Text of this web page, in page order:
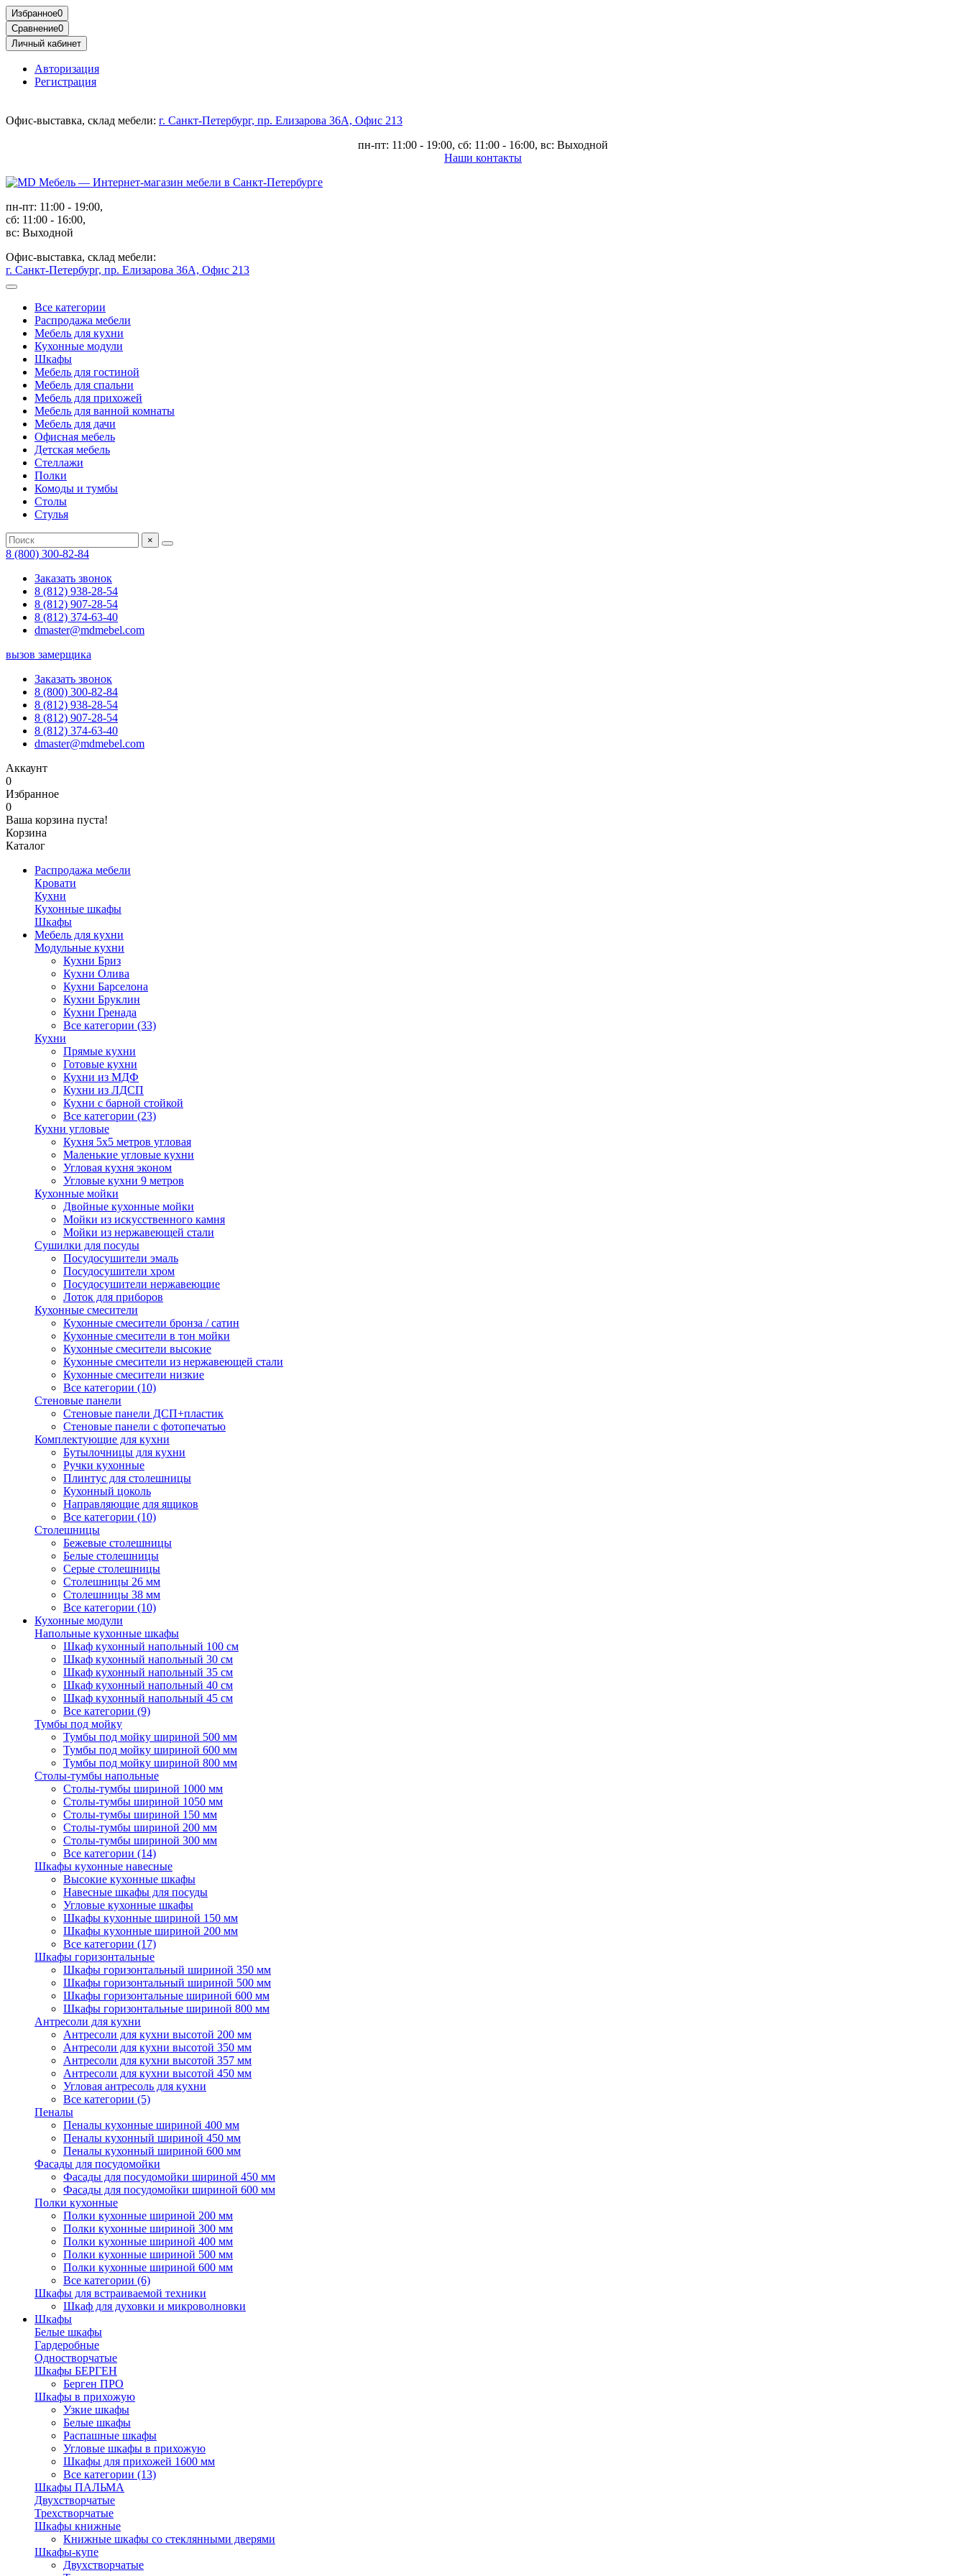
Избранное0
Сравнение0
Личный кабинет
Авторизация
Регистрация
Офис-выставка, склад мебели: г. Санкт-Петербург, пр. Елизарова 36А, Офис 213
пн-пт: 11:00 - 19:00, сб: 11:00 - 16:00, вс: Выходной
Наши контакты
пн-пт: 11:00 - 19:00,
сб: 11:00 - 16:00,
вс: Выходной
Офис-выставка, склад мебели:
г. Санкт-Петербург, пр. Елизарова 36А, Офис 213
Все категории
Распродажа мебели
Мебель для кухни
Кухонные модули
Шкафы
Мебель для гостиной
Мебель для спальни
Мебель для прихожей
Мебель для ванной комнаты
Мебель для дачи
Офисная мебель
Детская мебель
Стеллажи
Полки
Комоды и тумбы
Столы
Стулья
×
8 (800) 300-82-84
Заказать звонок
8 (812) 938-28-54
8 (812) 907-28-54
8 (812) 374-63-40
dmaster@mdmebel.com
вызов замерщика
Заказать звонок
8 (800) 300-82-84
8 (812) 938-28-54
8 (812) 907-28-54
8 (812) 374-63-40
dmaster@mdmebel.com
Аккаунт
0
Избранное
0
Ваша корзина пуста!
Корзина
Каталог
Распродажа мебели
Кровати
Кухни
Кухонные шкафы
Шкафы
Мебель для кухни
Модульные кухни
Кухни Бриз
Кухни Олива
Кухни Барселона
Кухни Бруклин
Кухни Гренада
Все категории (33)
Кухни
Прямые кухни
Готовые кухни
Кухни из МДФ
Кухни из ЛДСП
Кухни с барной стойкой
Все категории (23)
Кухни угловые
Кухня 5х5 метров угловая
Маленькие угловые кухни
Угловая кухня эконом
Угловые кухни 9 метров
Кухонные мойки
Двойные кухонные мойки
Мойки из искусственного камня
Мойки из нержавеющей стали
Сушилки для посуды
Посудосушители эмаль
Посудосушители хром
Посудосушители нержавеющие
Лоток для приборов
Кухонные смесители
Кухонные смесители бронза / сатин
Кухонные смесители в тон мойки
Кухонные смесители высокие
Кухонные смесители из нержавеющей стали
Кухонные смесители низкие
Все категории (10)
Стеновые панели
Стеновые панели ДСП+пластик
Стеновые панели с фотопечатью
Комплектующие для кухни
Бутылочницы для кухни
Ручки кухонные
Плинтус для столешницы
Кухонный цоколь
Направляющие для ящиков
Все категории (10)
Столешницы
Бежевые столешницы
Белые столешницы
Серые столешницы
Столешницы 26 мм
Столешницы 38 мм
Все категории (10)
Кухонные модули
Напольные кухонные шкафы
Шкаф кухонный напольный 100 см
Шкаф кухонный напольный 30 см
Шкаф кухонный напольный 35 см
Шкаф кухонный напольный 40 см
Шкаф кухонный напольный 45 см
Все категории (9)
Тумбы под мойку
Тумбы под мойку шириной 500 мм
Тумбы под мойку шириной 600 мм
Тумбы под мойку шириной 800 мм
Столы-тумбы напольные
Столы-тумбы шириной 1000 мм
Столы-тумбы шириной 1050 мм
Столы-тумбы шириной 150 мм
Столы-тумбы шириной 200 мм
Столы-тумбы шириной 300 мм
Все категории (14)
Шкафы кухонные навесные
Высокие кухонные шкафы
Навесные шкафы для посуды
Угловые кухонные шкафы
Шкафы кухонные шириной 150 мм
Шкафы кухонные шириной 200 мм
Все категории (17)
Шкафы горизонтальные
Шкафы горизонтальный шириной 350 мм
Шкафы горизонтальный шириной 500 мм
Шкафы горизонтальные шириной 600 мм
Шкафы горизонтальные шириной 800 мм
Антресоли для кухни
Антресоли для кухни высотой 200 мм
Антресоли для кухни высотой 350 мм
Антресоли для кухни высотой 357 мм
Антресоли для кухни высотой 450 мм
Угловая антресоль для кухни
Все категории (5)
Пеналы
Пеналы кухонные шириной 400 мм
Пеналы кухонный шириной 450 мм
Пеналы кухонный шириной 600 мм
Фасады для посудомойки
Фасады для посудомойки шириной 450 мм
Фасады для посудомойки шириной 600 мм
Полки кухонные
Полки кухонные шириной 200 мм
Полки кухонные шириной 300 мм
Полки кухонные шириной 400 мм
Полки кухонные шириной 500 мм
Полки кухонные шириной 600 мм
Все категории (6)
Шкафы для встраиваемой техники
Шкаф для духовки и микроволновки
Шкафы
Белые шкафы
Гардеробные
Одностворчатые
Шкафы БЕРГЕН
Берген ПРО
Шкафы в прихожую
Узкие шкафы
Белые шкафы
Распашные шкафы
Угловые шкафы в прихожую
Шкафы для прихожей 1600 мм
Все категории (13)
Шкафы ПАЛЬМА
Двухстворчатые
Трехстворчатые
Шкафы книжные
Книжные шкафы со стеклянными дверями
Шкафы-купе
Двухстворчатые